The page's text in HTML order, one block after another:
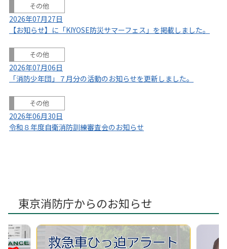
その他
2026年07月27日
【お知らせ】に「KIYOSE防災サマーフェス」を掲載しました。
その他
2026年07月06日
「消防少年団」７月分の活動のお知らせを更新しました。
その他
2026年06月30日
令和８年度自衛消防訓練審査会のお知らせ
東京消防庁からのお知らせ